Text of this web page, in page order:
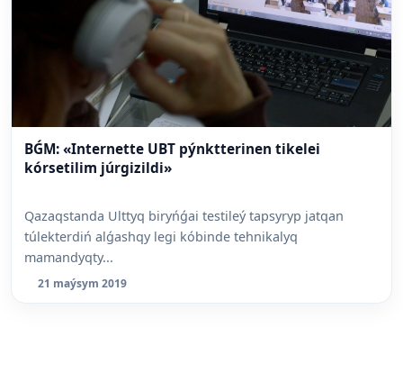
BǴM: «Internette UBT pýnktterinen tikelei
kórsetilim júrgizildi»
Qazaqstanda Ulttyq biryńǵai testileý tapsyryp jatqan
túlekterdiń alǵashqy legi kóbinde tehnikalyq
mamandyqty...
21 maýsym 2019